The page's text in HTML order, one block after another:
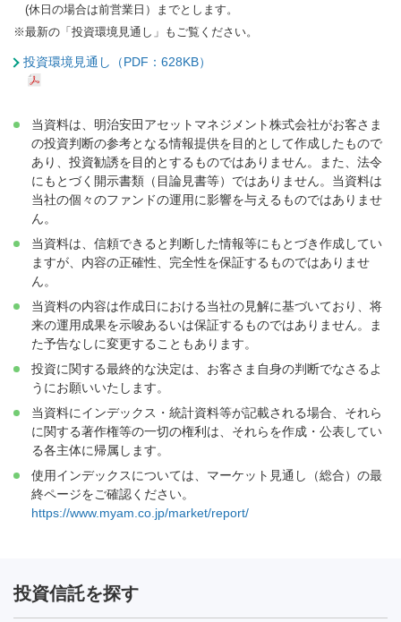
(休日の場合は前営業日）までとします。
※最新の「投資環境見通し」もご覧ください。
投資環境見通し（PDF：628KB）
当資料は、明治安田アセットマネジメント株式会社がお客さま
の投資判断の参考となる情報提供を目的として作成したもので
あり、投資勧誘を目的とするものではありません。また、法令
にもとづく開示書類（目論見書等）ではありません。当資料は
当社の個々のファンドの運用に影響を与えるものではありませ
ん。
当資料は、信頼できると判断した情報等にもとづき作成してい
ますが、内容の正確性、完全性を保証するものではありませ
ん。
当資料の内容は作成日における当社の見解に基づいており、将
来の運用成果を示唆あるいは保証するものではありません。ま
た予告なしに変更することもあります。
投資に関する最終的な決定は、お客さま自身の判断でなさるよ
うにお願いいたします。
当資料にインデックス・統計資料等が記載される場合、それら
に関する著作権等の一切の権利は、それらを作成・公表してい
る各主体に帰属します。
使用インデックスについては、マーケット見通し（総合）の最
終ページをご確認ください。
https://www.myam.co.jp/market/report/
投資信託を探す